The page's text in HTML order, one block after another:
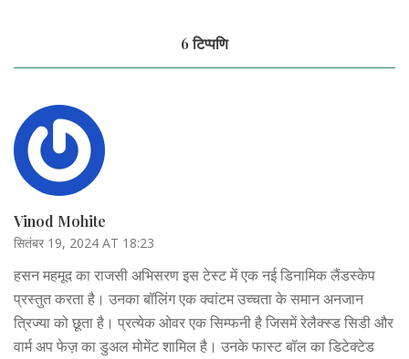
6 टिप्पणि
Vinod Mohite
सितंबर 19, 2024 AT 18:23
हसन महमूद का राजसी अभिसरण इस टेस्ट में एक नई डिनामिक लैंडस्केप
प्रस्तुत करता है। उनका बॉलिंग एक क्वांटम उच्चता के समान अनजान
त्रिज्या को छूता है। प्रत्येक ओवर एक सिम्फनी है जिसमें रेलैक्स्ड सिडी और
वार्म अप फेज़ का डुअल मोमेंट शामिल है। उनके फास्ट बॉल का डिटेक्टेड